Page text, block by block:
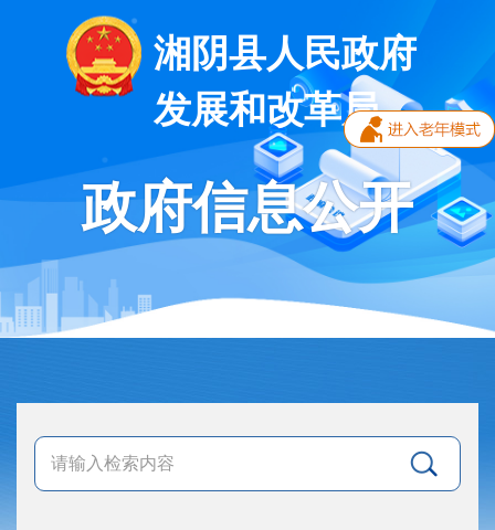
湘阴县人民政府
发展和改革局
政府信息公开